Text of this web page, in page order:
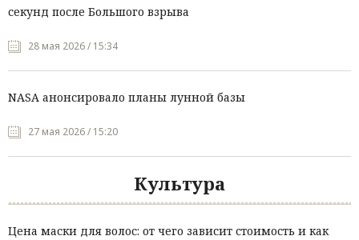
секунд после Большого взрыва
28 мая 2026 / 15:34
NASA анонсировало планы лунной базы
27 мая 2026 / 15:20
Культура
Цена маски для волос: от чего зависит стоимость и как